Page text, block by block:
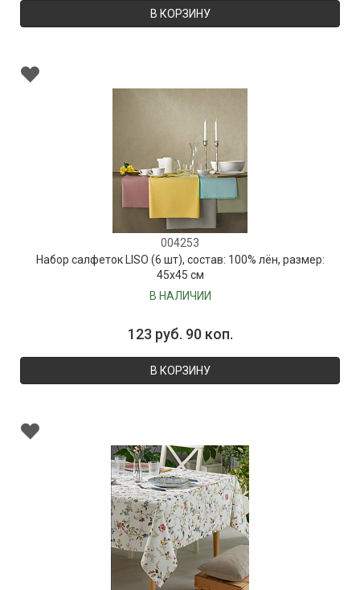
В КОРЗИНУ
004253
Набор салфеток LISO (6 шт), состав: 100% лён, размер:
45х45 см
В НАЛИЧИИ
123 руб. 90 коп.
В КОРЗИНУ